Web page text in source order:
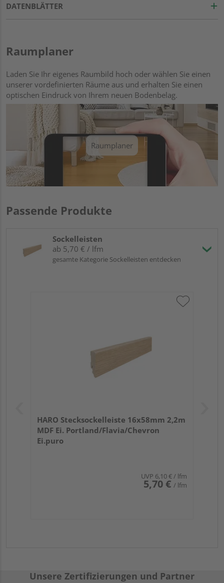
DATENBLÄTTER
Raumplaner
Laden Sie Ihr eigenes Raumbild hoch oder wählen Sie einen
unserer vordefinierten Räume aus und erhalten Sie einen
optischen Eindruck von Ihrem neuen Bodenbelag.
Raumplaner
Passende Produkte
Sockelleisten
ab 5,70 € / lfm
gesamte Kategorie Sockelleisten entdecken
HARO Stecksockelleiste 16x58mm 2,2m
MDF Ei. Portland/Flavia/Chevron
Ei.puro
UVP 6,10 €/ lfm
5,70 € / lfm
Unsere Zertifizierungen und Partner